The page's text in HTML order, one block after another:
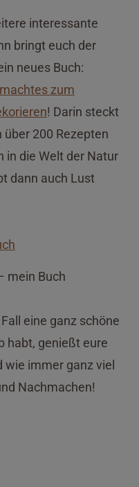
interessante
bringt euch der
neues Buch:
zum
! Darin steckt
200 Rezepten
in die Welt der Natur
dann auch Lust
mein Buch
eine ganz schöne
habt, genießt eure
wie immer ganz viel
Nachmachen!